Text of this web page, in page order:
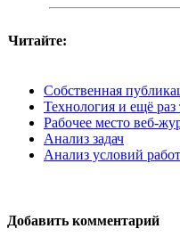
Читайте:
Собственная
Технология и ещё раз
Рабочее место веб-
Анализ задач
Анализ условий
Добавить комментарий